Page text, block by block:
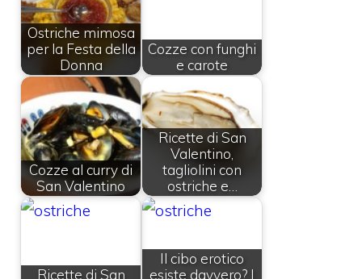
Ostriche mimosa
per la Festa della
Donna
Cozze con funghi
e carote
Cozze al curry di
San Valentino
Ricette di San
Valentino,
tagliolini con
ostriche e…
Ricette di San
Il cibo erotico
esiste davvero? I